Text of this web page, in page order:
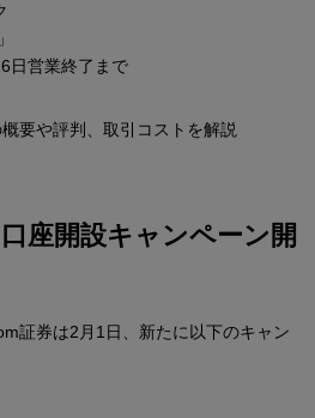
日営業終了まで
要や評判、取引コストを解説
座開設キャンペーン開
証券は2月1日、新たに以下のキャン